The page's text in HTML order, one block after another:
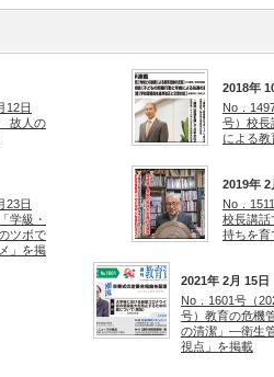
12日
故人の
2018年
No．
号）校長
による
23日
学級・
ツボで
」を掲
2019年 2
No．
校長講話
持ちを育
2021年 2月 15日
No．1601号（
号）教育の危機
の清潔」―衛生
視点」を掲載